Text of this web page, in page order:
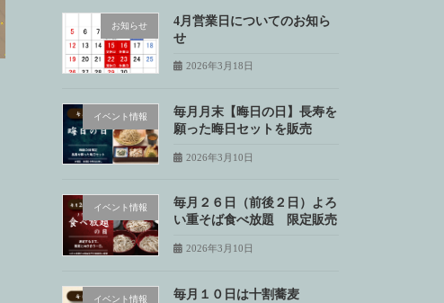
お知らせ
4月営業日についてのお知ら
せ
2026年3月18日
イベント情報
毎月月末【晦日の日】長寿を
願った晦日セットを販売
2026年3月10日
イベント情報
毎月２６日（前後２日）よろ
い重そば食べ放題 限定販売
2026年3月10日
イベント情報 毎月１０日は十割蕎麦